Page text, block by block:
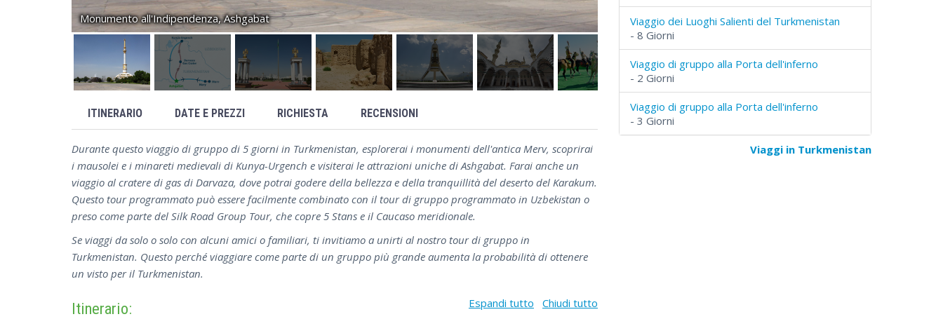
Monumento all'Indipendenza, Ashgabat
ITINERARIO DATE E PREZZI RICHIESTA RECENSIONI
Durante questo viaggio di gruppo di 5 giorni in Turkmenistan, esplorerai i monumenti dell'antica Merv, scoprirai
i mausolei e i minareti medievali di Kunya-Urgench e visiterai le attrazioni uniche di Ashgabat. Farai anche un
viaggio al cratere di gas di Darvaza, dove potrai godere della bellezza e della tranquillità del deserto del Karakum.
Questo tour programmato può essere facilmente combinato con il tour di gruppo programmato in Uzbekistan o
preso come parte del Silk Road Group Tour, che copre 5 Stans e il Caucaso meridionale.
Se viaggi da solo o solo con alcuni amici o familiari, ti invitiamo a unirti al nostro tour di gruppo in
Turkmenistan. Questo perché viaggiare come parte di un gruppo più grande aumenta la probabilità di ottenere
un visto per il Turkmenistan.
Itinerario: Espandi tutto Chiudi tutto
Viaggio dei Luoghi Salienti del Turkmenistan
- 8 Giorni
Viaggio di gruppo alla Porta dell'inferno
- 2 Giorni
Viaggio di gruppo alla Porta dell'inferno
- 3 Giorni
Viaggi in Turkmenistan